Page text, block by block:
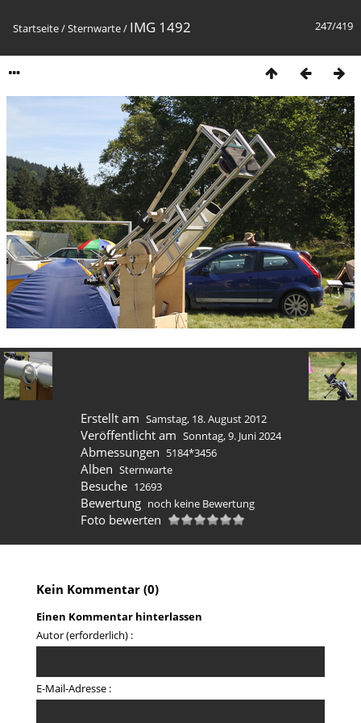
247/419
Startseite/Sternwarte/ IMG 1492
Erstellt am Samstag, 18. August 2012
Veröffentlicht am Sonntag, 9. Juni 2024
Abmessungen 5184*3456
Alben Sternwarte
Besuche 12693
Bewertung noch keine Bewertung
Foto bewerten
Kein Kommentar (0)
Einen Kommentar hinterlassen
Autor (erforderlich) :
E-Mail-Adresse :